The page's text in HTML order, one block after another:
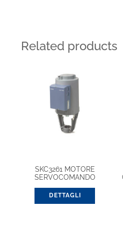
Related products
SKC3261 MOTORE
SERVOCOMANDO
DETTAGLI